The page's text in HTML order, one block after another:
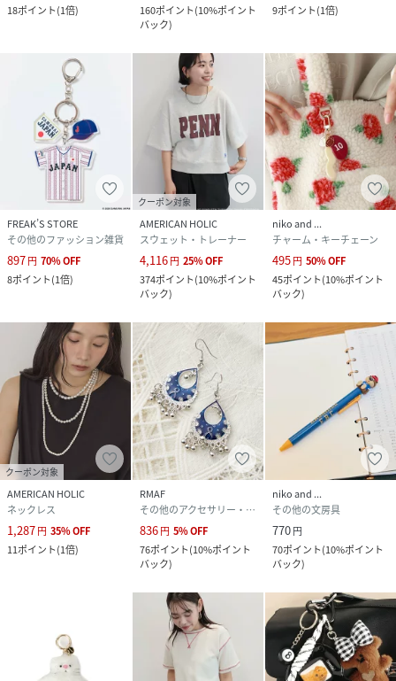
18ポイント(1倍)
160ポイント(10%ポイント
バック)
9ポイント(1倍)
FREAK’S STORE
その他のファッション雑貨
897円 70%OFF
8ポイント(1倍)
クーポン対象
AMERICAN HOLIC
スウェット・トレーナー
4,116円 25%OFF
374ポイント(10%ポイント
バック)
niko and ...
チャーム・キーチェーン
495円 50%OFF
45ポイント(10%ポイント
バック)
クーポン対象
AMERICAN HOLIC
ネックレス
1,287円 35%OFF
11ポイント(1倍)
RMAF
その他のアクセサリー・腕時計
836円 5%OFF
76ポイント(10%ポイント
バック)
niko and ...
その他の文房具
770円
70ポイント(10%ポイント
バック)